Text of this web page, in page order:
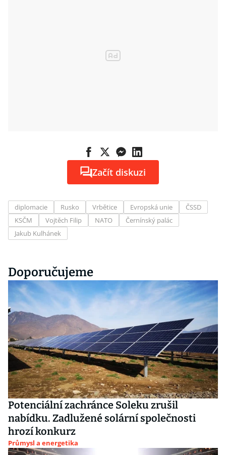
Začít diskuzi
diplomacie Rusko Vrbětice Evropská unie
ČSSD
KSČM
Vojtěch Filip NATO
Černínský palác
Jakub Kulhánek
Doporučujeme
Potenciální zachránce Soleku zrušil
nabídku. Zadlužené solární společnosti
hrozí konkurz
Průmysl a energetika